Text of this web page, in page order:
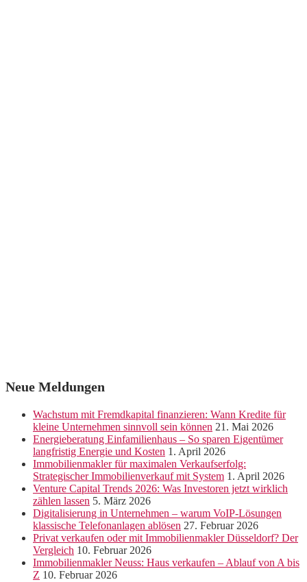
Neue Meldungen
Wachstum mit Fremdkapital finanzieren: Wann Kredite für
kleine Unternehmen sinnvoll sein können 21. Mai 2026
Energieberatung Einfamilienhaus – So sparen Eigentümer
langfristig Energie und Kosten 1. April 2026
Immobilienmakler für maximalen Verkaufserfolg:
Strategischer Immobilienverkauf mit System 1. April 2026
Venture Capital Trends 2026: Was Investoren jetzt wirklich
zählen lassen 5. März 2026
Digitalisierung in Unternehmen – warum VoIP-Lösungen
klassische Telefonanlagen ablösen 27. Februar 2026
Privat verkaufen oder mit Immobilienmakler Düsseldorf? Der
Vergleich 10. Februar 2026
Immobilienmakler Neuss: Haus verkaufen – Ablauf von A bis
Z 10. Februar 2026